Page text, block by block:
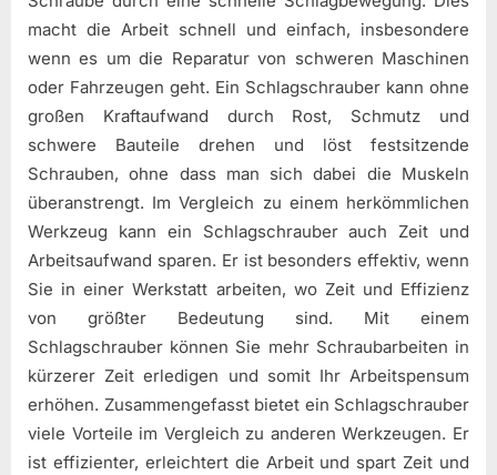
macht die Arbeit schnell und einfach, insbesondere
wenn es um die Reparatur von schweren Maschinen
oder Fahrzeugen geht. Ein Schlagschrauber kann ohne
großen Kraftaufwand durch Rost, Schmutz und
schwere Bauteile drehen und löst festsitzende
Schrauben, ohne dass man sich dabei die Muskeln
überanstrengt. Im Vergleich zu einem herkömmlichen
Werkzeug kann ein Schlagschrauber auch Zeit und
Arbeitsaufwand sparen. Er ist besonders effektiv, wenn
Sie in einer Werkstatt arbeiten, wo Zeit und Effizienz
von größter Bedeutung sind. Mit einem
Schlagschrauber können Sie mehr Schraubarbeiten in
kürzerer Zeit erledigen und somit Ihr Arbeitspensum
erhöhen. Zusammengefasst bietet ein Schlagschrauber
viele Vorteile im Vergleich zu anderen Werkzeugen. Er
ist effizienter, erleichtert die Arbeit und spart Zeit und